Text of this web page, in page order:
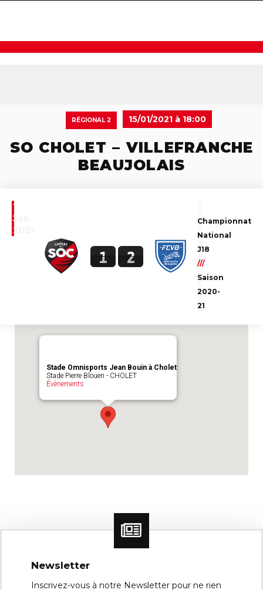
RÉGIONAL 2 15/01/2021 à 18:00
SO CHOLET – VILLEFRANCHE
BEAUJOLAIS
15
Jan
2021
1 2
Championnat
National
J18
///
Saison
2020-
21
Emplacement du match :
Stade Omnisports
Stade Omnisports Jean Bouin à Cholet
Stade Pierre Blouen - CHOLET
Évènements
Newsletter
Inscrivez-vous à notre Newsletter pour ne rien